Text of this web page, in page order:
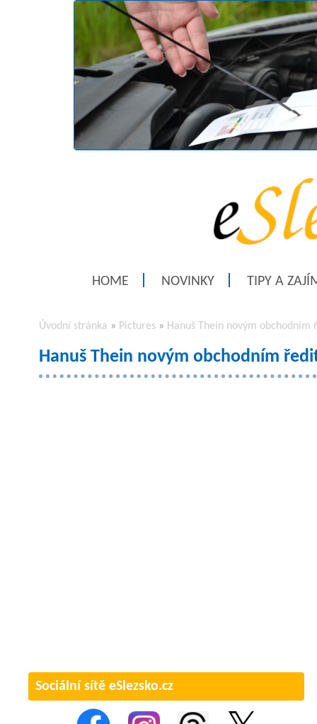
HOME NOVINKY TIPY A
Úvodní stránka » Pictures » Hanuš Thein novým
Hanuš Thein novým obchodním
Sociální sítě eSlezsko.cz